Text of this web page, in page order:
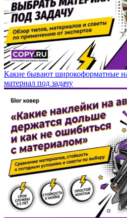
Какие бывают широкоформатные
материал под задачу